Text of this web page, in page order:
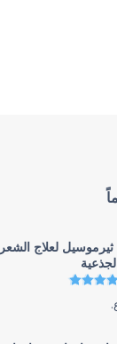
ثيرموسيل لعلاج الشعر
تم التقييم